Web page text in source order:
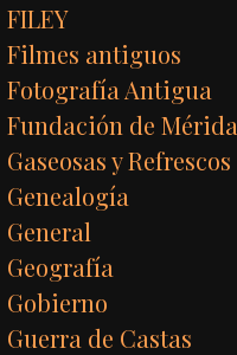
FILEY
Filmes antiguos
Fotografía Antigua
Fundación de Mérida
Gaseosas y Refrescos
Genealogía
General
Geografía
Gobierno
Guerra de Castas